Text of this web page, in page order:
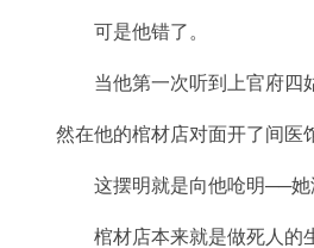
可是他错了。
当他第一次听到上官府四
然在他的棺材店对面开了间医
这摆明就是向他呛明──她
棺材店本来就是做死人的生